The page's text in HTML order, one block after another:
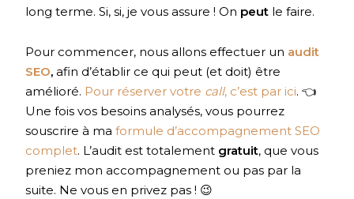
long terme. Si, si, je vous assure ! On peut le faire.
Pour commencer, nous allons effectuer un audit
SEO, afin d’établir ce qui peut (et doit) être
amélioré. Pour réserver votre call, c’est par ici. 👈
Une fois vos besoins analysés, vous pourrez
souscrire à maformule d’accompagnement SEO
complet. L’audit est totalement gratuit, que vous
preniez mon accompagnement ou pas par la
suite. Ne vous en privez pas ! 😉